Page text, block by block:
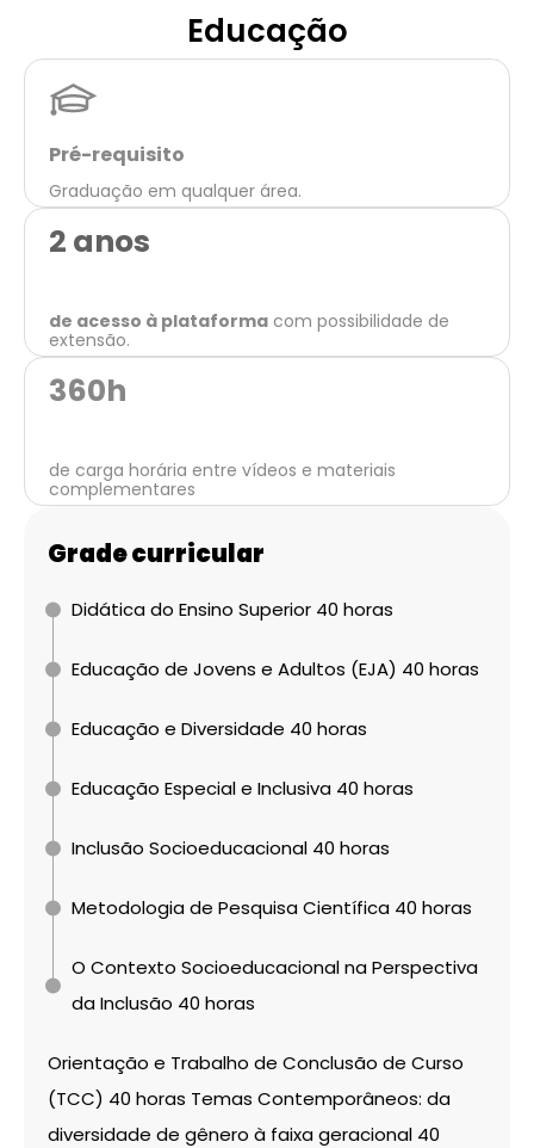
Educação
Pré-requisito
Graduação em qualquer área.
2 anos
de acesso à plataforma com possibilidade de
extensão.
360h
de carga horária entre vídeos e materiais
complementares
Grade curricular
Didática do Ensino Superior 40 horas
Educação de Jovens e Adultos (EJA) 40 horas
Educação e Diversidade 40 horas
Educação Especial e Inclusiva 40 horas
Inclusão Socioeducacional 40 horas
Metodologia de Pesquisa Científica 40 horas
O Contexto Socioeducacional na Perspectiva
da Inclusão 40 horas
Orientação e Trabalho de Conclusão de Curso
(TCC) 40 horas Temas Contemporâneos: da
diversidade de gênero à faixa geracional 40